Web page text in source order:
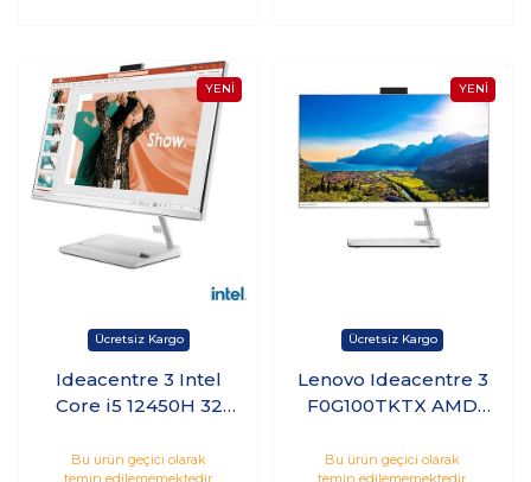
Ideacentre 3 Intel
Core i5 12450H 32
FHD Windows 11 Pro
Bu ürün geçici olarak
temin edilememektedir.
Lenovo Ideacentre 3
F0G100TKTX AMD
1 TB SSD FreeDos
Bu ürün geçici olarak
temin edilememektedir.